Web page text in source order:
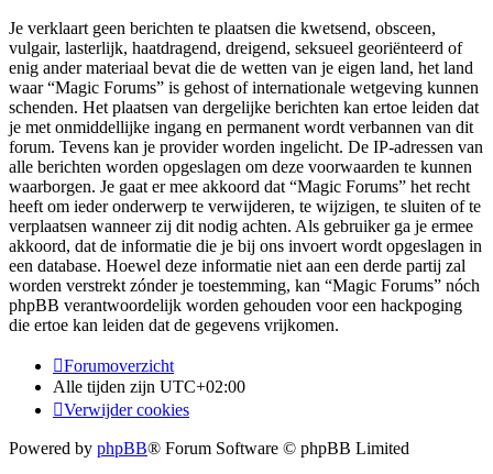
Je verklaart geen berichten te plaatsen die kwetsend, obsceen,
vulgair, lasterlijk, haatdragend, dreigend, seksueel georiënteerd of
enig ander materiaal bevat die de wetten van je eigen land, het land
waar “Magic Forums” is gehost of internationale wetgeving kunnen
schenden. Het plaatsen van dergelijke berichten kan ertoe leiden dat
je met onmiddellijke ingang en permanent wordt verbannen van dit
forum. Tevens kan je provider worden ingelicht. De IP-adressen van
alle berichten worden opgeslagen om deze voorwaarden te kunnen
waarborgen. Je gaat er mee akkoord dat “Magic Forums” het recht
heeft om ieder onderwerp te verwijderen, te wijzigen, te sluiten of te
verplaatsen wanneer zij dit nodig achten. Als gebruiker ga je ermee
akkoord, dat de informatie die je bij ons invoert wordt opgeslagen in
een database. Hoewel deze informatie niet aan een derde partij zal
worden verstrekt zónder je toestemming, kan “Magic Forums” nóch
phpBB verantwoordelijk worden gehouden voor een hackpoging
die ertoe kan leiden dat de gegevens vrijkomen.
Forumoverzicht
Alle tijden zijn UTC+02:00
Verwijder cookies
Powered by phpBB® Forum Software © phpBB Limited